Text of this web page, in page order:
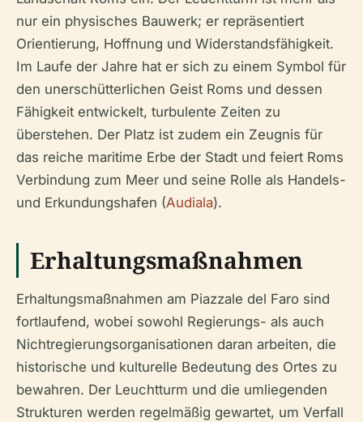
nur ein physisches Bauwerk; er repräsentiert
Orientierung, Hoffnung und Widerstandsfähigkeit.
Im Laufe der Jahre hat er sich zu einem Symbol für
den unerschütterlichen Geist Roms und dessen
Fähigkeit entwickelt, turbulente Zeiten zu
überstehen. Der Platz ist zudem ein Zeugnis für
das reiche maritime Erbe der Stadt und feiert Roms
Verbindung zum Meer und seine Rolle als Handels-
und Erkundungshafen (Audiala).
Erhaltungsmaßnahmen
Erhaltungsmaßnahmen am Piazzale del Faro sind
fortlaufend, wobei sowohl Regierungs- als auch
Nichtregierungsorganisationen daran arbeiten, die
historische und kulturelle Bedeutung des Ortes zu
bewahren. Der Leuchtturm und die umliegenden
Strukturen werden regelmäßig gewartet, um Verfall